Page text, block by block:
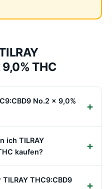
THC
No.2 x 9,0%
ich TILRAY
kaufen?
THC9:CBD9